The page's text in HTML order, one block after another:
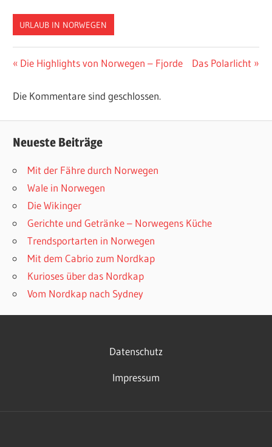
URLAUB IN NORWEGEN
Beitragsnavigation
Vorheriger
Die Highlights von Norwegen – Fjorde
Nächster
Das Polarlicht
Die Kommentare sind geschlossen.
Neueste Beiträge
Mit der Fähre durch Norwegen
Wale in Norwegen
Die Wikinger
Gerichte und Getränke – Norwegens Küche
Trendsportarten in Norwegen
Mit dem Cabrio zum Nordkap
Kurioses über das Nordkap
Vom Nordkap nach Sydney
Datenschutz
Impressum